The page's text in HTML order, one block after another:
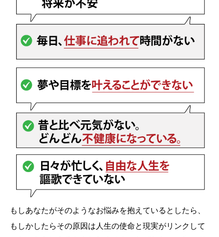
もしあなたがそのようなお悩みを抱えているとしたら、
もしかしたらその原因は人生の使命と現実がリンクして